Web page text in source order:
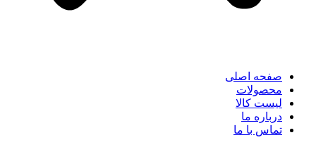
صفحه اصلی
محصولات
لیست کالا
درباره ما
تماس با ما